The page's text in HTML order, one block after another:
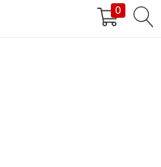
0
DAFTAR